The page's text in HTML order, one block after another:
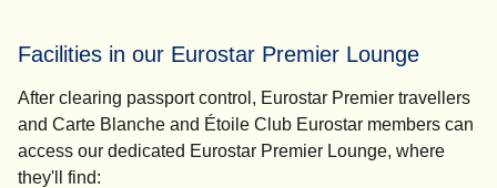
Facilities in our Eurostar Premier Lounge
After clearing passport control, Eurostar Premier travellers
and Carte Blanche and Étoile Club Eurostar members can
access our dedicated Eurostar Premier Lounge, where
they'll find: